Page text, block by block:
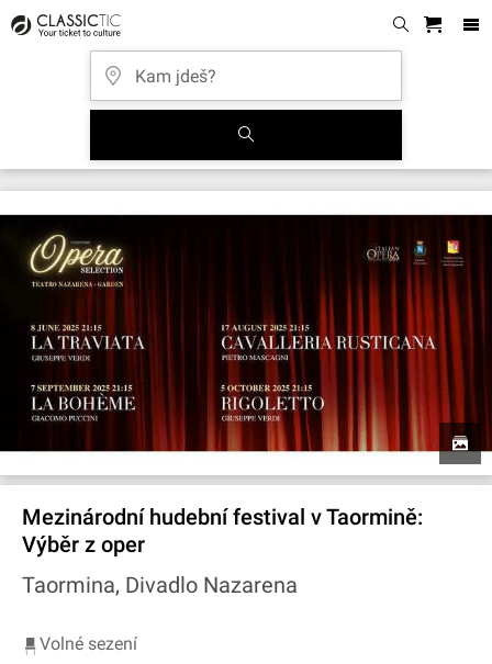
Mezinárodní hudební festival v Taormině:
Výběr z oper
Taormina, Divadlo Nazarena
Volné sezení